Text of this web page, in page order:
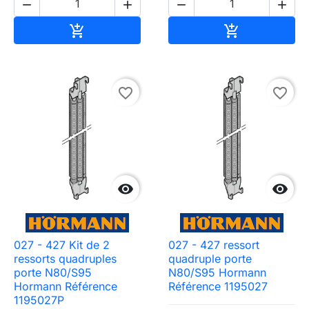
 

 


favorite_border
027 - 427 Kit de 2
ressorts quadruples
porte N80/S95
Hormann Référence
1195027P

favorite_border
027 - 427 ressort
quadruple porte
N80/S95 Hormann
Référence 1195027
Need-door